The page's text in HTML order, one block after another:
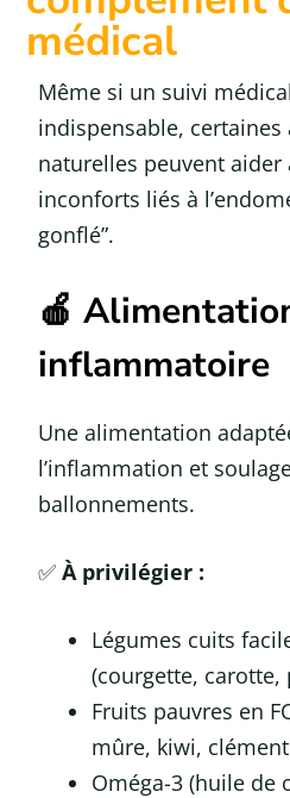
médical
Même si un suivi
indispensable, certaines
naturelles peuvent aider
inconforts liés à
gonflé”.
🍎
inflammatoire
Une alimentation
l’inflammation et
ballonnements.
✅ À privilégier :
Légumes cuits
(courgette, carotte,
Fruits pauvres en
mûre, kiwi,
Oméga-3 (huile de